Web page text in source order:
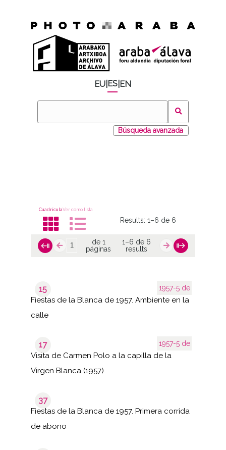
EU ES EN
Búsqueda avanzada
CuadrículaVer como lista
Results:1–6 de 6
de 1
páginas
1–6 de 6
results
1957-5 de
15
Fiestas de la Blanca de 1957. Ambiente en la
calle
1957-5 de
17
Visita de Carmen Polo a la capilla de la
Virgen Blanca (1957)
37
Fiestas de la Blanca de 1957. Primera corrida
de abono